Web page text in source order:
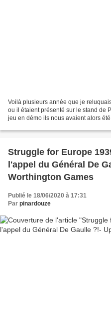
Voilà plusieurs année que je
ou il étaient présenté sur le stand de
jeu en démo ils nous avaient alors
Struggle for Europe
l'appel du Général De
Worthington Games
Publié le 18/06/2020 à 17:31
Par pinardouze